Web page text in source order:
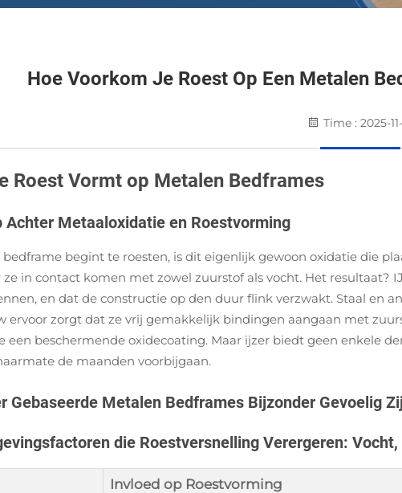
Hoe Voorkom Je Roest Op Een Metalen
Time : 2025-
Roest Vormt op Metalen Bedframes
Achter Metaaloxidatie en Roestvorming
begint te roesten, is dit eigenlijk gewoon oxidatie die
in contact komen met zowel zuurstof als vocht. Het
en dat de constructie op den duur flink verzwakt. Staal en
ervoor zorgt dat ze vrij gemakkelijk bindingen aangaan met
een beschermende oxidecoating. Maar ijzer biedt geen enkele
de maanden voorbijgaan.
Gebaseerde Metalen Bedframes Bijzonder Gevoelig
die Roestversnelling Verergeren:
Invloed op Roestvorming